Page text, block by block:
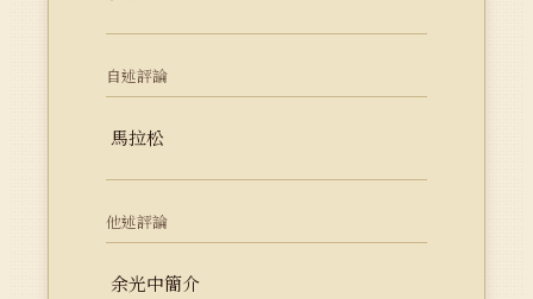
自述評論
馬拉松
他述評論
余光中簡介